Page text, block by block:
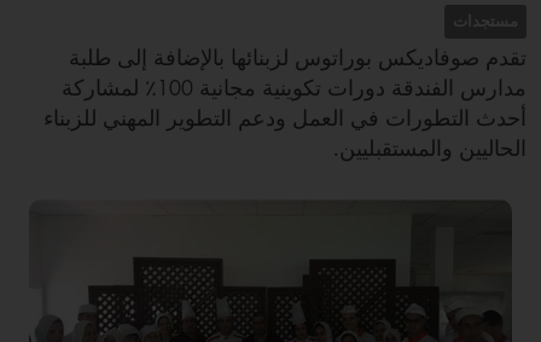
مستجدات
تقدم صوفاديكس بوراتوس لزبنائها بالإضافة إلى طلبة
مدارس الفندقة دورات تكوينية مجانية 100٪ لمشاركة
أحدث التطورات في العمل ودعم التطوير المهني للزبناء
الحاليين والمستقبليين.